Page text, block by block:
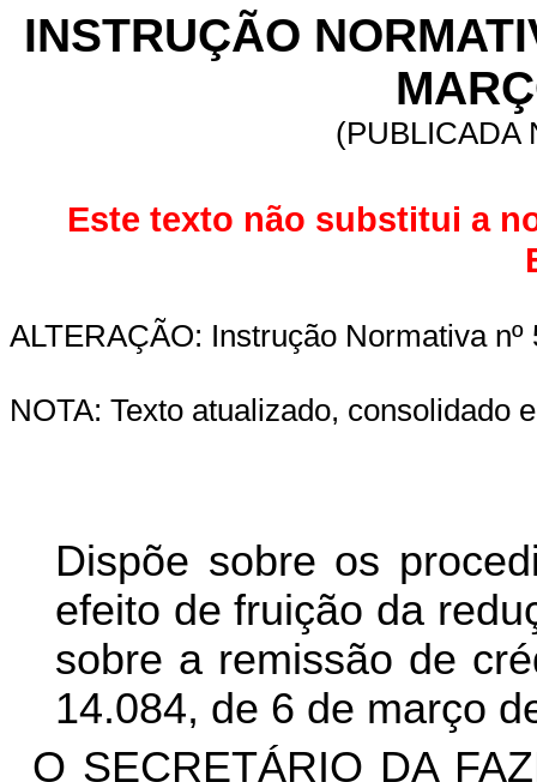
INSTRUÇÃO
(PUBLICADA
Este texto não substitui a
ALTERAÇÃO: Instrução Normativa
NOTA: Texto atualizado, consolidado
Dispõe sobre os
efeito de fruição da
sobre a remissão de
14.084, de 6 de março
O SECRETÁRIO DA